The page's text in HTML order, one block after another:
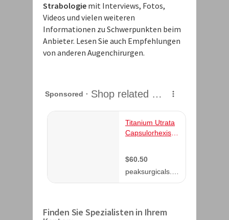
Strabologie mit Interviews, Fotos,
Videos und vielen weiteren
Informationen zu Schwerpunkten beim
Anbieter. Lesen Sie auch Empfehlungen
von anderen Augenchirurgen.
Finden Sie Spezialisten in Ihrem